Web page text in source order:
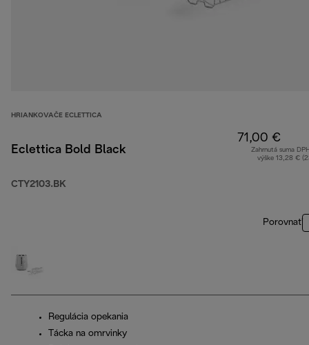
HRIANKOVAČE ECLETTICA
Eclettica Bold Black
CTY2103.BK
71,00 €
Zahrnutá suma
výške 13,28 €
Porovnať
Regulácia opekania
Tácka na omrvinky